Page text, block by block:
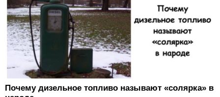
Почему дизельное топливо называют «солярка» в